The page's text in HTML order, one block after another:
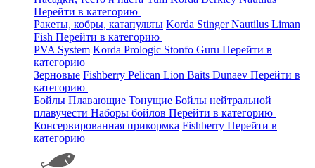
Перейти в категорию
Ракеты, кобры, катапульты Korda StingerNautilus Liman
Fish Перейти в категорию
PVA System Korda Prologic Stonfo Guru Перейти в
категорию
Зерновые Fishberry Pelican Lion Baits Dunaev Перейти в
категорию
Бойлы Плавающие Тонущие Бойлы нейтральной
плавучести Наборы бойлов Перейти в категорию
Консервированная прикормка Fishberry Перейти в
категорию